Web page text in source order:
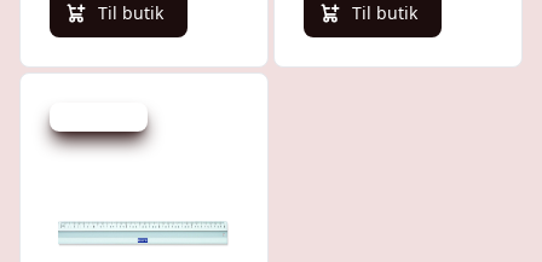
Til butik Til butik